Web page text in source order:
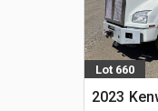
Lot 660
2023